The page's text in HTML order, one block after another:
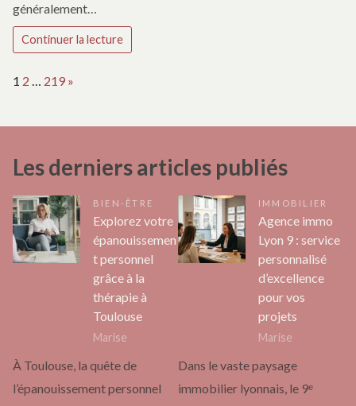
généralement…
Continuer la lecture
Page:
1 2 … 219 Next
»
Les derniers articles publiés
BIEN-ÊTRE
Explorez votre
épanouissemen
t personnel
grâce à la
thérapie à
Toulouse
Marise
À Toulouse, la quête de
l’épanouissement personnel
IMMOBILIER
Agence immo
Lyon 9 : service
personnalisé
d’excellence
pour vos
projets
Marise
Dans le vaste paysage
immobilier lyonnais, le 9ᵉ